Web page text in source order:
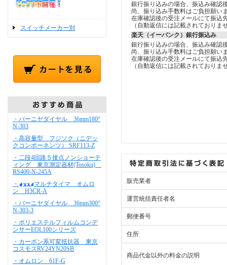
スイッチメーカー別
・バーニヤダイヤル 36mm180°
N-303
・高容量型 フジソク（ニデッ
クコンポーネンツ） SRF113-Z
・二段4回路５接点ノンショーテ
ィング 東京測定器材(Tosoku)
RS400-N-245A
・
マルチタイマ オムロ
ン H3CR-A
・バーニヤダイヤル 36mm300°
N-303-3
・ポリエステルフィルムコンデ
ンサーEOL100シリーズ
・カーボン系可変抵抗器 東京
コスモスRV24YN20SB
・オムロン 61F-G
銀行振り込みの場合、振込み確認
尚、振り込み手数料はご負担願い
在庫確認後の受注メールにて振込
（自動返信には記載されておりま
楽天（イーバンク）銀行振込み
銀行振り込みの場合、振込み確認
尚、振り込み手数料はご負担願い
在庫確認後の受注メールにて振込
（自動返信には記載されておりま
販売業者
運営統括責任者名
郵便番号
住所
商品代金以外の料金の説明